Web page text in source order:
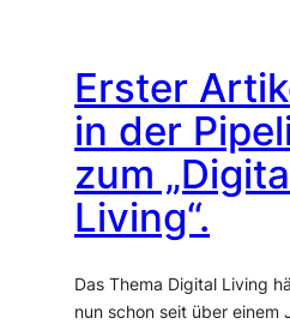
Erster
in der
zum
Living“.
Das Thema Digital Living
nun schon seit über einem